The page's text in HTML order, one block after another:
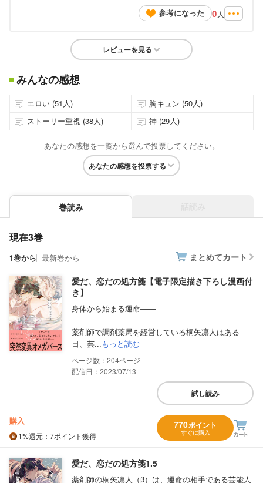
参考になった
0 人
レビューを見る
みんなの感想
エロい (51人)
胸キュン (50人)
ストーリー重視 (38人)
神 (29人)
あなたの感想を一覧から選んで投票してください。
あなたの感想を投票する
巻読み
現在3巻
1巻から 最新巻から まとめてカート
愛だ、恋だの処方箋【電子限定描き下ろし漫画付
き】
身体から始まる運命――
薬剤師で調剤薬局を経営している桐矢凛人はある
日、芸...もっと読む
204
配信日：2023/07/13
試し読み
購入
1%還元 ：7ポイント獲得
770ポイント
すぐに購入
愛だ、恋だの処方箋1.5
薬剤師の桐矢凛人（β）は、運命の相手である芸能人